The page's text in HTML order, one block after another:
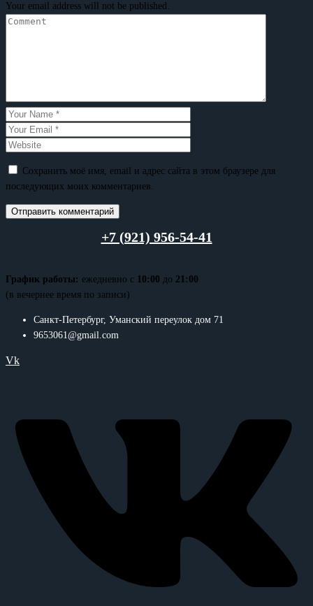
Your email address will not be published.
Сохранить моё имя, email и адрес сайта в этом браузере для
последующих моих комментариев.
+7 (921) 956-54-41
График работы: ежедневно с 10:00 до 21:00
(в вечернее время по записи)
Санкт-Петербург, Уманский переулок дом 71
9653061@gmail.com
Vk